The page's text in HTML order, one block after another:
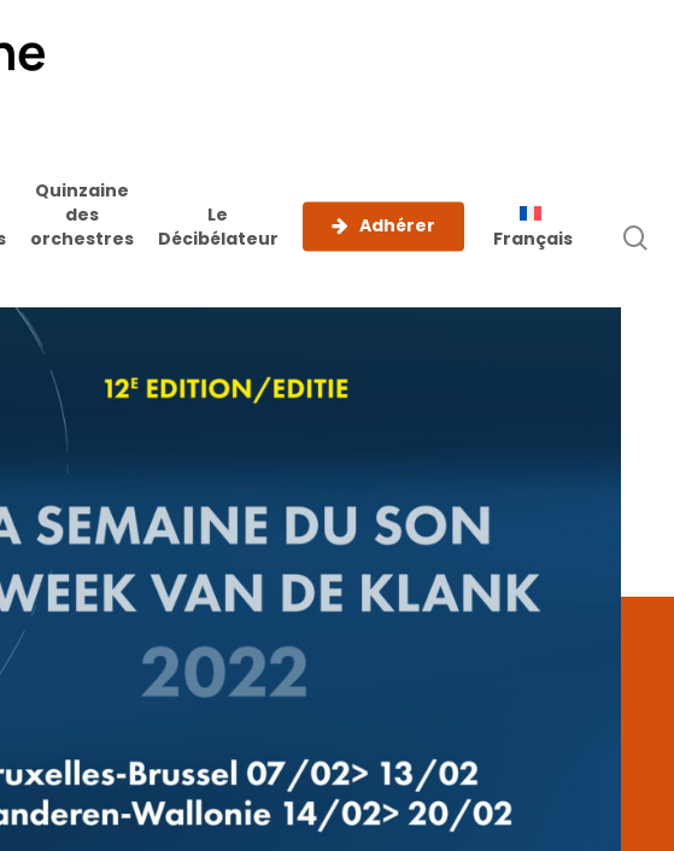
Quinzaine
des
orchestres
Le
Décibélateur
Adhérer
Français